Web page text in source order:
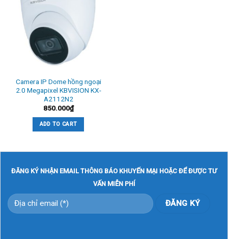
Weight
– Bảo hành: 24 tháng.
Camera IP Dome hồng ngoại
2.0 Megapixel KBVISION KX-
A2112N2
850.000₫
ADD TO CART
ĐĂNG KÝ NHẬN EMAIL THÔNG BÁO KHUYẾN MẠI HOẶC ĐỂ ĐƯỢC TƯ
VẤN MIỄN PHÍ